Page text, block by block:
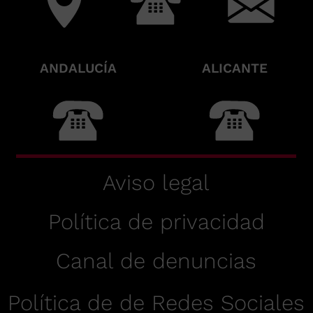
Política de de Redes Sociales
Aviso legal
Política de privacidad
Canal de denuncias
ALICANTE
ANDALUCÍA